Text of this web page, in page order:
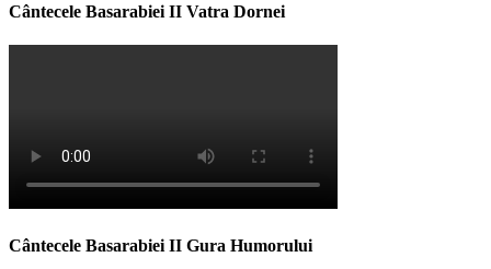
Cântecele Basarabiei II Vatra Dornei
Cântecele Basarabiei II Gura Humorului